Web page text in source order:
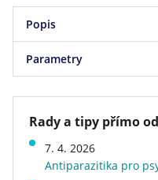
Popis
,,,
Parametry
Parametry
Značka
Stáří psa
Příchuť (Protein)
Rady a tipy přímo
7. 4. 2026
Antiparazitika pro